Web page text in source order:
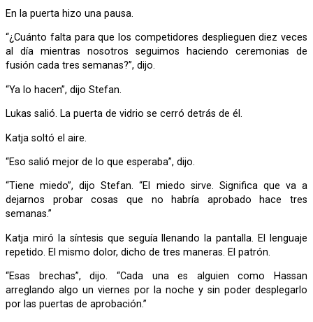
En la puerta hizo una pausa.
“¿Cuánto falta para que los competidores desplieguen diez veces
al día mientras nosotros seguimos haciendo ceremonias de
fusión cada tres semanas?”, dijo.
“Ya lo hacen”, dijo Stefan.
Lukas salió. La puerta de vidrio se cerró detrás de él.
Katja soltó el aire.
“Eso salió mejor de lo que esperaba”, dijo.
“Tiene miedo”, dijo Stefan. “El miedo sirve. Significa que va a
dejarnos probar cosas que no habría aprobado hace tres
semanas.”
Katja miró la síntesis que seguía llenando la pantalla. El lenguaje
repetido. El mismo dolor, dicho de tres maneras. El patrón.
“Esas brechas”, dijo. “Cada una es alguien como Hassan
arreglando algo un viernes por la noche y sin poder desplegarlo
por las puertas de aprobación.”